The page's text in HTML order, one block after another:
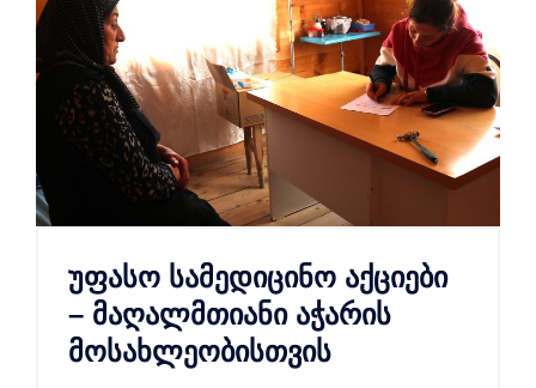
უფასო სამედიცინო აქციები
– მაღალმთიანი აჭარის
მოსახლეობისთვის